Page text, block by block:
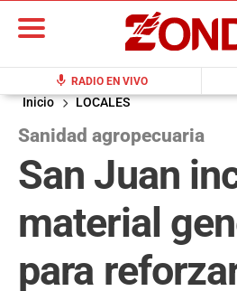
mic RADIO EN VIVO
Inicio LOCALES
Sanidad agropecuaria
San Juan
material
para